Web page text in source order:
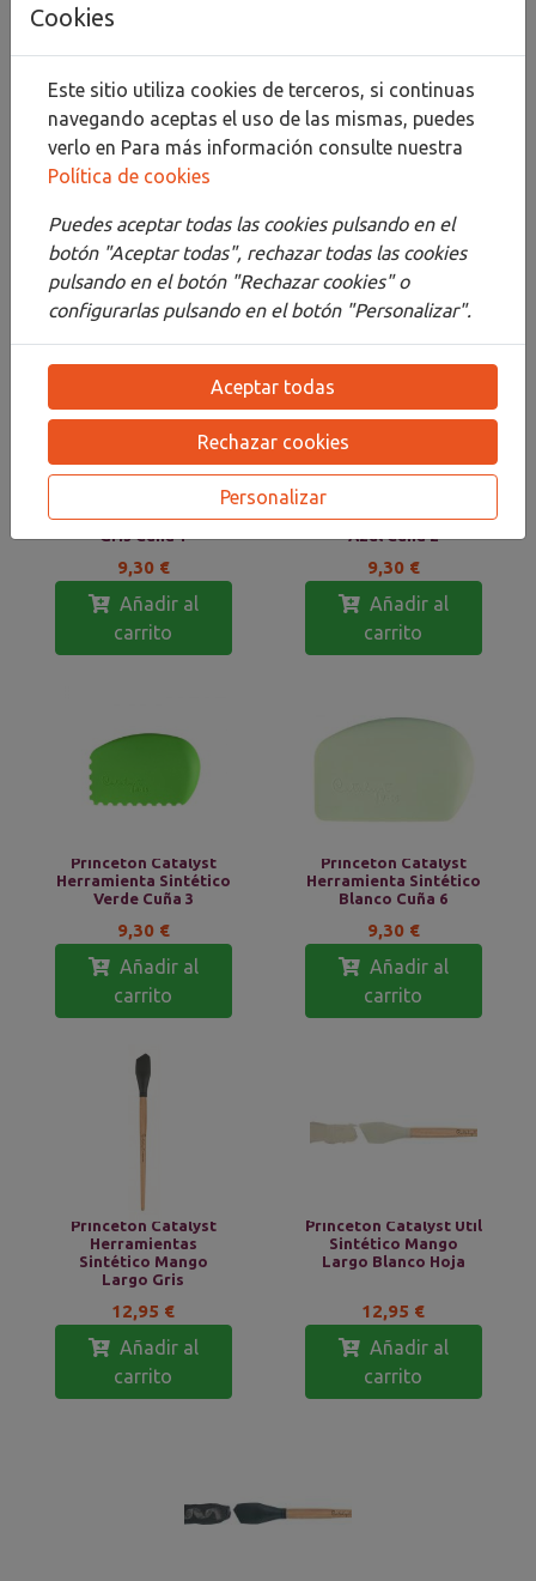
Princeton Catalyst
Herramienta Sintético
Mango Corto Blanco
Añadir al
carrito
Princeton Catalyst
Herramienta Sintético
Añadir al
carrito
Herramienta Sintético
Gris Cuña 1
9,30 €
Añadir al
carrito
Princeton Catalyst
Herramienta Sintético
Azul Cuña 2
9,30 €
Añadir al
carrito
Princeton Catalyst
Herramienta Sintético
Verde Cuña 3
9,30 €
Añadir al
carrito
Princeton Catalyst
Herramienta Sintético
Blanco Cuña 6
9,30 €
Añadir al
carrito
Princeton Catalyst
Herramientas
Sintético Mango
Largo Gris
12,95 €
Añadir al
carrito
Princeton Catalyst Útil
Sintético Mango
Largo Blanco Hoja
12,95 €
Añadir al
carrito
Cookies
Este sitio utiliza cookies de terceros, si continuas
navegando aceptas el uso de las mismas, puedes
verlo en Para más información consulte nuestra
Política de cookies
Puedes aceptar todas las cookies pulsando en el
botón "Aceptar todas", rechazar todas las cookies
pulsando en el botón "Rechazar cookies" o
configurarlas pulsando en el botón "Personalizar".
Aceptar todas
Rechazar cookies
Personalizar